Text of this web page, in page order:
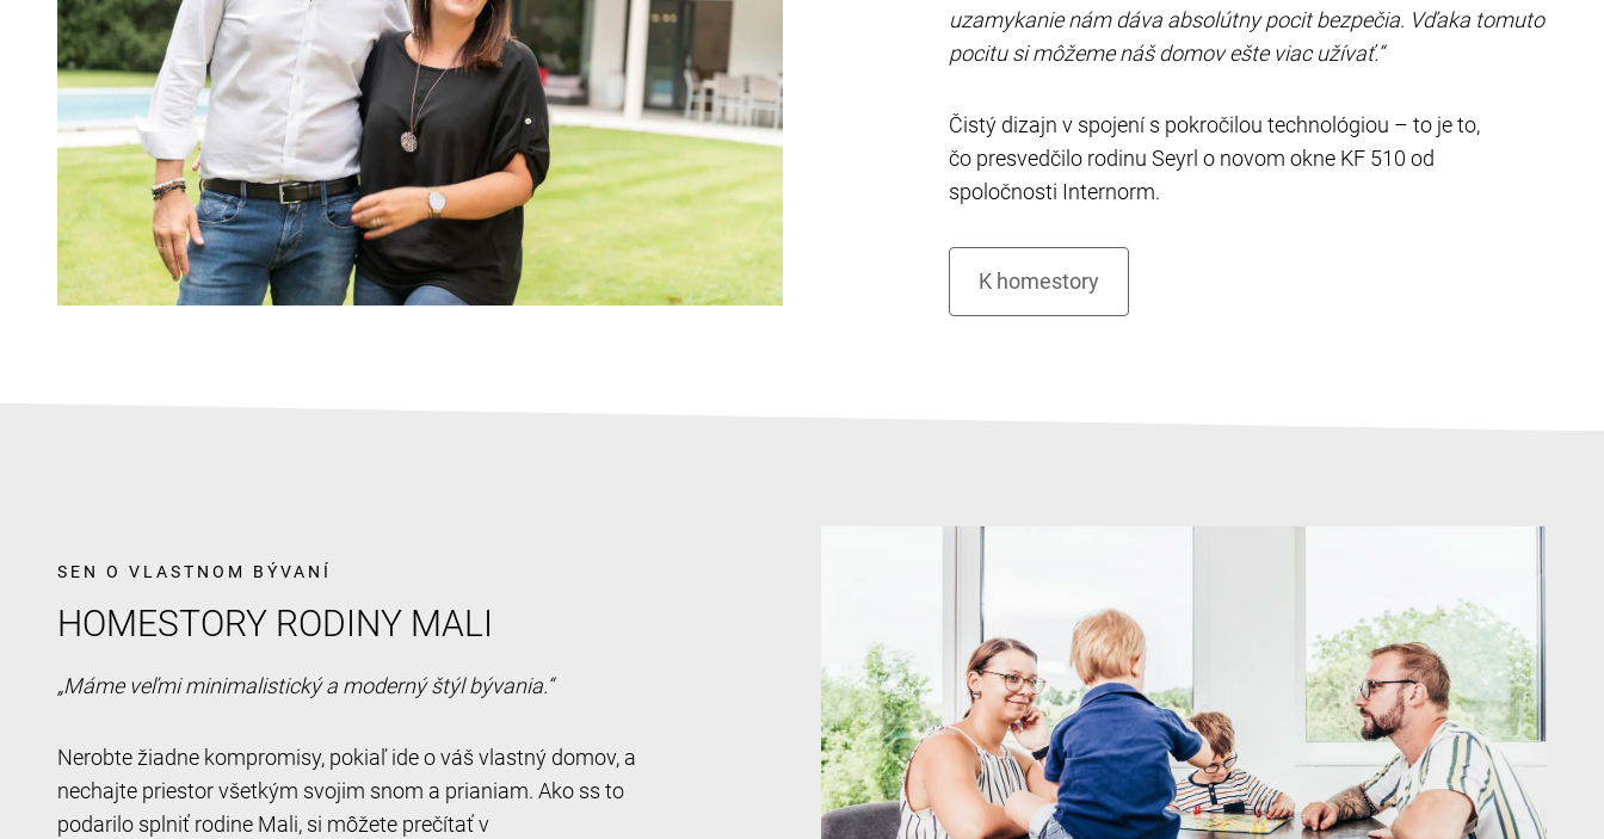
uzamykanie nám dáva absolútny pocit bezpečia. Vďaka tomuto
pocitu si môžeme náš domov ešte viac užívať.“
Čistý dizajn v spojení s pokročilou technológiou – to je to,
čo presvedčilo rodinu Seyrl o novom okne KF 510 od
spoločnosti Internorm.
SEN O VLASTNOM BÝVANÍ
HOMESTORY RODINY MALI
„Máme veľmi minimalistický a moderný štýl bývania.“
Nerobte žiadne kompromisy, pokiaľ ide o váš vlastný domov, a
nechajte priestor všetkým svojim snom a prianiam. Ako ss to
podarilo splniť rodine Mali, si môžete prečítať v